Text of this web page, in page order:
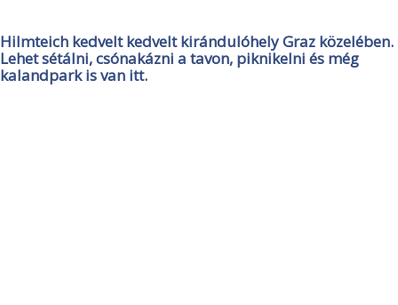
Hilmteich kedvelt kedvelt kirándulóhely Graz közelében.
Lehet sétálni, csónakázni a tavon, piknikelni és még
kalandpark is van itt.